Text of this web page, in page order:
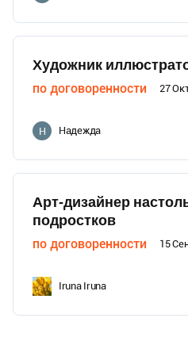
Художник
по договоренности 27
Н Надежда
Арт-дизайнер
подростков
по договоренности 15
Iruna Iruna